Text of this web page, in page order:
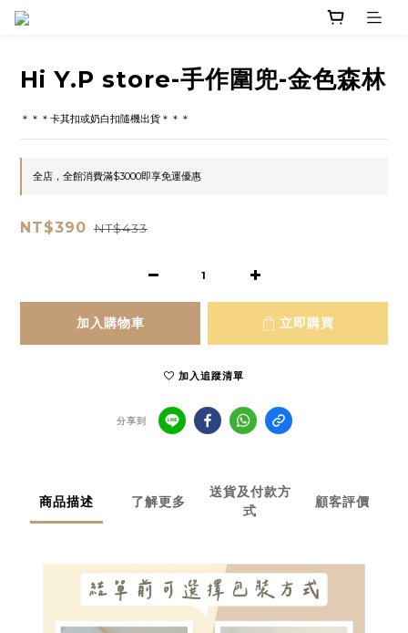
Hi Y.P store-手作圍兜-金色森林
＊＊＊卡其扣或奶白扣隨機出貨＊＊＊
全店，全館消費滿$3000即享免運優惠
NT$390 NT$433
加入購物車 立即購買
加入追蹤清單
分享到
商品描述 了解更多
送貨及付款方
式
顧客評價